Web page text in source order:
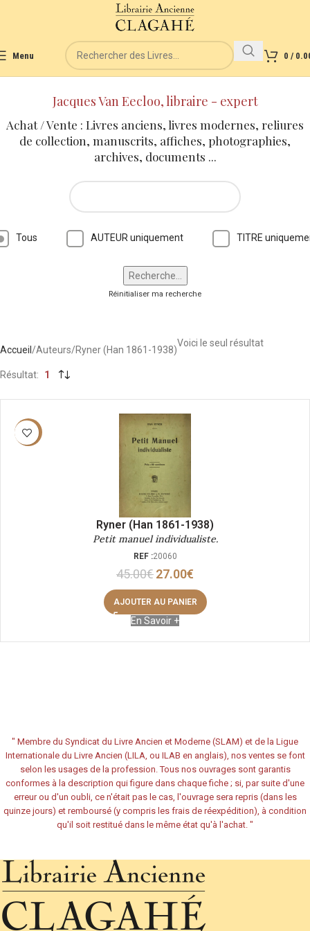
Menu 0 /
Jacques Van Eecloo, libraire - expert
Achat / Vente : Livres anciens, livres modernes, reliures
de collection, manuscrits, affiches, photographies,
archives, documents ...
Tous AUTEUR uniquement TITRE
Réinitialiser ma recherche
Accueil Auteurs Ryner (Han 1861-1938)
Voici le seul résultat
Résultat 1
-40%
Ryner (Han 1861-1938)
Petit manuel individualiste.
REF :20060
45.00€27.00€
AJOUTER AU PANIER
En Savoir +
" Membre du Syndicat du Livre Ancien et Moderne (SLAM) et de la Ligue
Internationale du Livre Ancien (LILA, ou ILAB en anglais), nos ventes se font
selon les usages de la profession. Tous nos ouvrages sont garantis
conformes à la description qui figure dans chaque fiche ; si, par suite d'une
erreur ou d'un oubli, ce n'était pas le cas, l'ouvrage sera repris (dans les
quinze jours) et remboursé (y compris les frais de réexpédition), à condition
qu'il soit restitué dans le même état qu'à l'achat. "